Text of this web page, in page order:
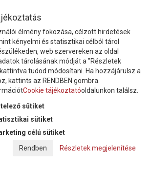
hírlevélre és nyilatkozom, hogy azadatkezelési
megismertem és elfogadom.
Tömlő Kft. | Minden jog fenntartva!
élmény fokozása, célzott hirdetések
kényelmi és statisztikai célból tárol
web szervereken az oldal
tárolásának módját a "Részletek
tudod módosítani. Ha hozzájárulsz a
kattints az RENDBEN gombra.
Cookie tájékoztatóoldalunkon találsz.
sütiket
sütiket
célú sütiket
Részletek megjelenítése